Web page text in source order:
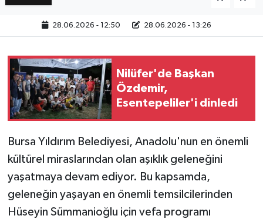
28.06.2026 - 12:50 28.06.2026 - 13:26
Nilüfer'de Başkan
Özdemir,
Esentepeliler'i dinledi
Bursa Yıldırım Belediyesi, Anadolu'nun en önemli
kültürel miraslarından olan aşıklık geleneğini
yaşatmaya devam ediyor. Bu kapsamda,
geleneğin yaşayan en önemli temsilcilerinden
Hüseyin Sümmanioğlu için vefa programı